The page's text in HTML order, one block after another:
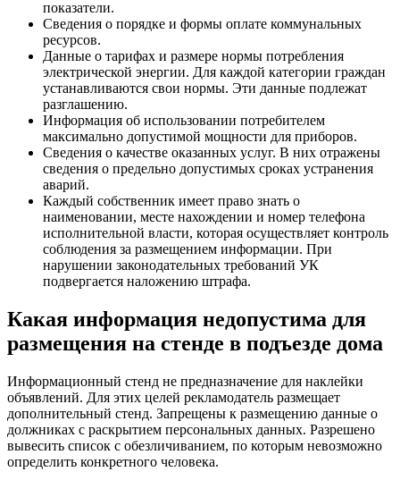
показатели.
Сведения о порядке и формы оплате коммунальных
ресурсов.
Данные о тарифах и размере нормы потребления
электрической энергии. Для каждой категории граждан
устанавливаются свои нормы. Эти данные подлежат
разглашению.
Информация об использовании потребителем
максимально допустимой мощности для приборов.
Сведения о качестве оказанных услуг. В них отражены
сведения о предельно допустимых сроках устранения
аварий.
Каждый собственник имеет право знать о
наименовании, месте нахождении и номер телефона
исполнительной власти, которая осуществляет контроль
соблюдения за размещением информации. При
нарушении законодательных требований УК
подвергается наложению штрафа.
Какая информация недопустима для
размещения на стенде в подъезде дома
Информационный стенд не предназначение для наклейки
объявлений. Для этих целей рекламодатель размещает
дополнительный стенд. Запрещены к размещению данные о
должниках с раскрытием персональных данных. Разрешено
вывесить список с обезличиванием, по которым невозможно
определить конкретного человека.